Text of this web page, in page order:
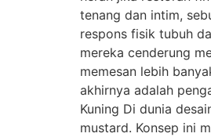
tenang dan intim,
respons fisik tubuh
mereka cenderung
memesan lebih
akhirnya adalah
Kuning Di dunia
mustard. Konsep ini